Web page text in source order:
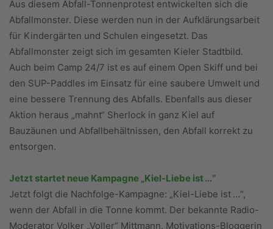
Aus diesem Abfall-Tonnenprotest entwickelten sich die
Abfallmons­ter. Diese werden nun in der Aufklärungsarbeit
für Kindergärten und Schulen eingesetzt. Das
Abfallmonster zeigt sich im gesamten Kieler Stadtbild.
Auch beim Camp 24/7 ist es auf einem Open Skiff und bei
den SUP-Paddles im Einsatz für eine saubere Umwelt und
eine bessere Trennung des Abfalls. Ebenfalls aus dieser
Aktion heraus „mahnt“ Sherlock in ganz Kiel auf
Bauzäunen und Abfallbehältnissen, den Abfall korrekt zu
entsorgen.
Jetzt startet neue Kampagne „Kiel-Liebe ist …“
Jetzt folgt die Nachfolge-Kampagne: „Kiel-Liebe ist …“,
wenn der Abfall in die Tonne kommt. Der bekannte Radio-
Moderator Volker „Voller“ Mittmann, Motivations-Bloggerin